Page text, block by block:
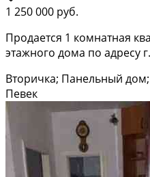
1 250 000 руб.
Продается 1 комнатная
этажного дома по адресу
Вторичка; Панельный
Певек